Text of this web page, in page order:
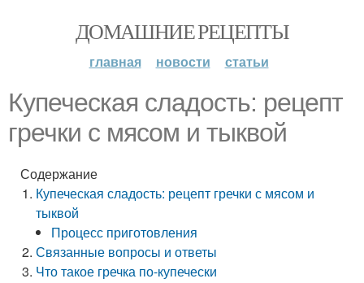
ДОМАШНИЕ РЕЦЕПТЫ
главная новости статьи
Купеческая сладость: рецепт
гречки с мясом и тыквой
Содержание
Купеческая сладость: рецепт гречки с мясом и
тыквой
Процесс приготовления
Связанные вопросы и ответы
Что такое гречка по-купечески